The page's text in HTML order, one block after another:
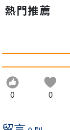
熱門推薦
0 0